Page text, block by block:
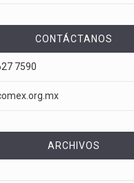
CONTÁCTANOS
7590
ARCHIVOS